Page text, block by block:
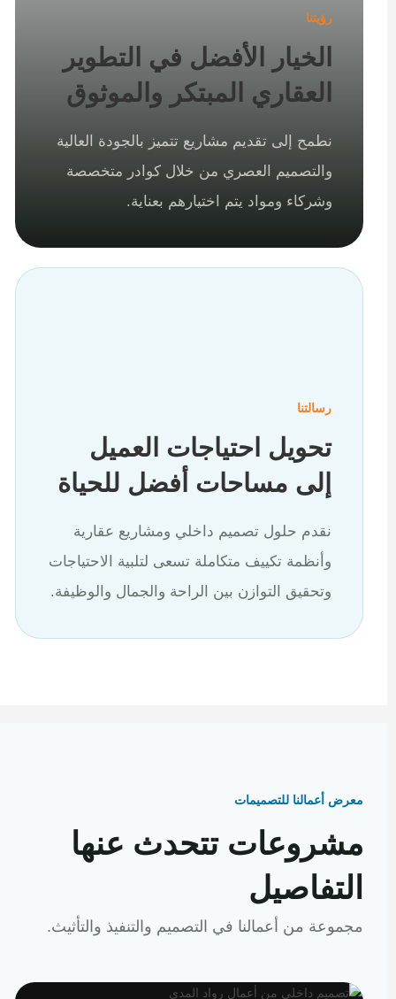
رؤيتنا
الخيار الأفضل في التطوير
العقاري المبتكر والموثوق
نطمح إلى تقديم مشاريع تتميز بالجودة العالية
والتصميم العصري من خلال كوادر متخصصة
وشركاء ومواد يتم اختيارهم بعناية.
رسالتنا
تحويل احتياجات العميل
إلى مساحات أفضل للحياة
نقدم حلول تصميم داخلي ومشاريع عقارية
وأنظمة تكييف متكاملة تسعى لتلبية الاحتياجات
وتحقيق التوازن بين الراحة والجمال والوظيفة.
معرض أعمالنا للتصميمات
مشروعات تتحدث عنها
التفاصيل
مجموعة من أعمالنا في التصميم والتنفيذ والتأثيث.